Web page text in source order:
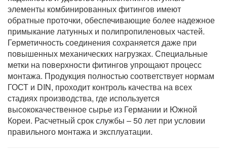
элементы комбинированных фитингов имеют
обратные проточки, обеспечивающие более надежное
примыкание латунных и полипропиленовых частей.
Герметичность соединения сохраняется даже при
повышенных механических нагрузках. Специальные
метки на поверхности фитингов упрощают процесс
монтажа. Продукция полностью соответствует нормам
ГОСТ и DIN, проходит контроль качества на всех
стадиях производства, где используется
высококачественное сырье из Германии и Южной
Кореи. Расчетный срок службы – 50 лет при условии
правильного монтажа и эксплуатации.